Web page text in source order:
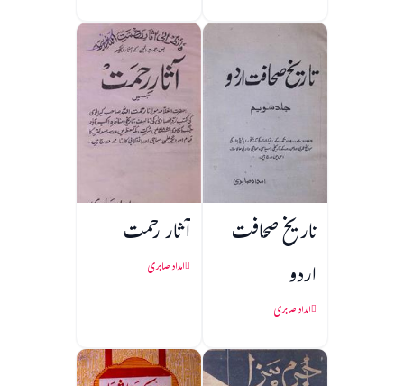
تاریخ صحافت
اردو
امداد صابری
آثار رحمت
امداد صابری